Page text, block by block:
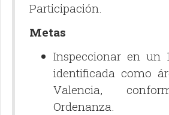
Participación.
Metas
Inspeccionar en un
identificada como
Valencia,
Ordenanza.